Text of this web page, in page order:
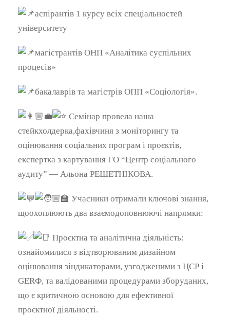
аспірантів 1 курсу всіх спеціальностей
університету
магістрантів ОНП «Аналітика суспільних
процесів»
бакалаврів та магістрів ОПП «Соціологія».
Семінар провела наша
стейкхолдерка,фахівчиня з моніторингу та
оцінювання соціальних програм і проєктів,
експертка з картування ГО “Центр соціального
аудиту” — Альона РЕШЕТНІКОВА.
Учасники отримали ключові знання,
щоохоплюють два взаємодоповнюючі напрямки:
Проєктна та аналітична діяльність:
ознайомилися з відтворюваним дизайном
оцінювання зіндикаторами, узгодженими з ЦСР і
GERФ, та валідованими процедурами зборуданих,
що є критичною основою для ефективної
проєктної діяльності.